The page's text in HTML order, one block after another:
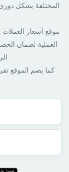
المختلفة بشكل
موقع أسعار
العملية لضمان
كما يضم الموقع